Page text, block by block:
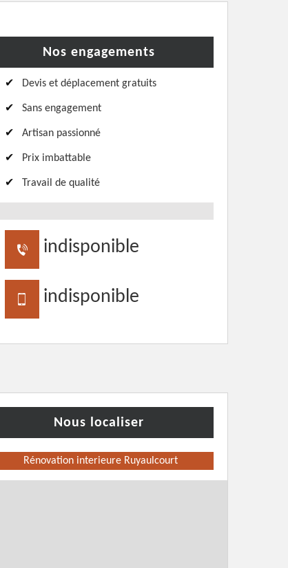
Nos engagements
Devis et déplacement gratuits
Sans engagement
Artisan passionné
Prix imbattable
Travail de qualité
indisponible
indisponible
Nous localiser
Rénovation interieure Ruyaulcourt